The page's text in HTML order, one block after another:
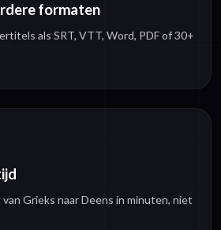
formaten
als SRT, VTT, Word, PDF of 30+
Grieks naar Deens in minuten, niet